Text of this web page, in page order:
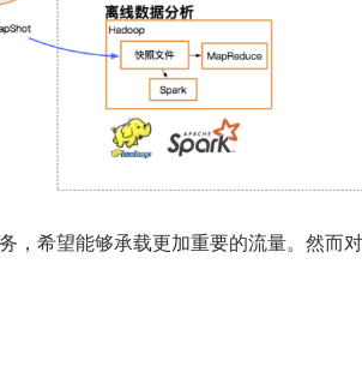
，希望能够承载更加重要的流量。然而对